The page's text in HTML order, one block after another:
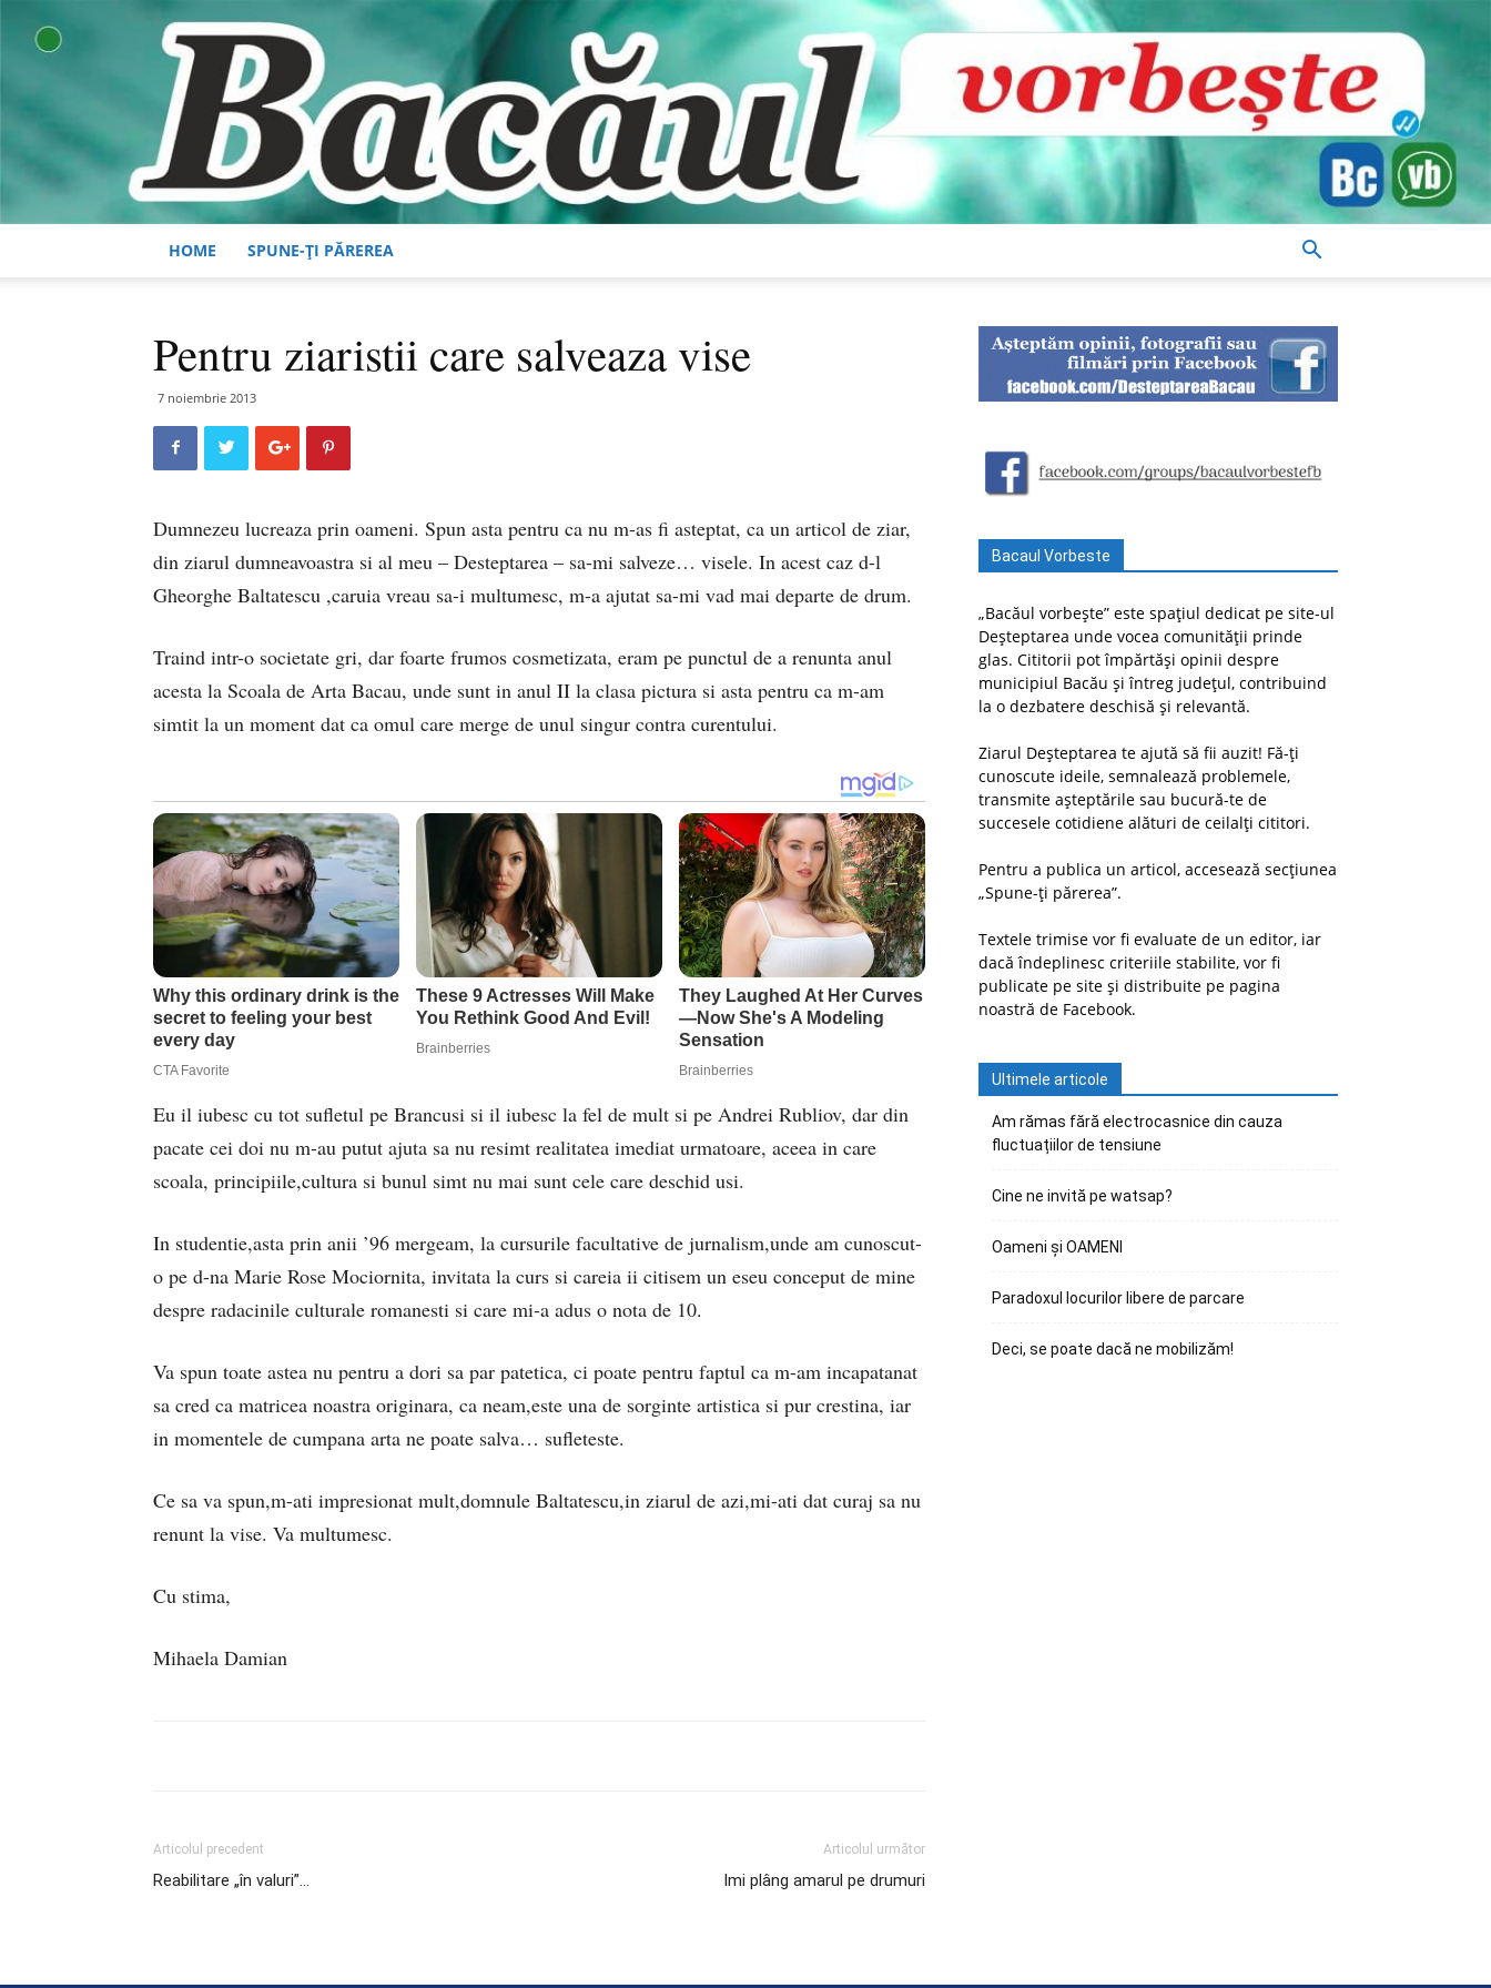
HOME SPUNE-ȚI PĂREREA
Pentru ziaristii care salveaza vise
7 noiembrie 2013
Dumnezeu lucreaza prin oameni. Spun asta pentru ca nu m-as fi asteptat, ca un articol de ziar,
din ziarul dumneavoastra si al meu – Desteptarea – sa-mi salveze… visele. In acest caz d-l
Gheorghe Baltatescu ,caruia vreau sa-i multumesc, m-a ajutat sa-mi vad mai departe de drum.
Traind intr-o societate gri, dar foarte frumos cosmetizata, eram pe punctul de a renunta anul
acesta la Scoala de Arta Bacau, unde sunt in anul II la clasa pictura si asta pentru ca m-am
simtit la un moment dat ca omul care merge de unul singur contra curentului.
Eu il iubesc cu tot sufletul pe Brancusi si il iubesc la fel de mult si pe Andrei Rubliov, dar din
pacate cei doi nu m-au putut ajuta sa nu resimt realitatea imediat urmatoare, aceea in care
scoala, principiile,cultura si bunul simt nu mai sunt cele care deschid usi.
In studentie,asta prin anii ’96 mergeam, la cursurile facultative de jurnalism,unde am cunoscut-
o pe d-na Marie Rose Mociornita, invitata la curs si careia ii citisem un eseu conceput de mine
despre radacinile culturale romanesti si care mi-a adus o nota de 10.
Va spun toate astea nu pentru a dori sa par patetica, ci poate pentru faptul ca m-am incapatanat
sa cred ca matricea noastra originara, ca neam,este una de sorginte artistica si pur crestina, iar
in momentele de cumpana arta ne poate salva… sufleteste.
Ce sa va spun,m-ati impresionat mult,domnule Baltatescu,in ziarul de azi,mi-ati dat curaj sa nu
renunt la vise. Va multumesc.
Cu stima,
Mihaela Damian
Articolul precedent
Reabilitare „în valuri”…
Articolul următor
Imi plâng amarul pe drumuri
Bacaul Vorbeste
„Bacăul vorbește” este spațiul dedicat pe site-ul
Deșteptarea unde vocea comunității prinde
glas. Cititorii pot împărtăși opinii despre
municipiul Bacău și întreg județul, contribuind
la o dezbatere deschisă și relevantă.
Ziarul Deșteptarea te ajută să fii auzit! Fă-ți
cunoscute ideile, semnalează problemele,
transmite așteptările sau bucură-te de
succesele cotidiene alături de ceilalți cititori.
Pentru a publica un articol, accesează secțiunea
„Spune-ți părerea”.
Textele trimise vor fi evaluate de un editor, iar
dacă îndeplinesc criteriile stabilite, vor fi
publicate pe site și distribuite pe pagina
noastră de Facebook.
Ultimele articole
Am rămas fără electrocasnice din cauza
fluctuațiilor de tensiune
Cine ne invită pe watsap?
Oameni și OAMENI
Paradoxul locurilor libere de parcare
Deci, se poate dacă ne mobilizăm!